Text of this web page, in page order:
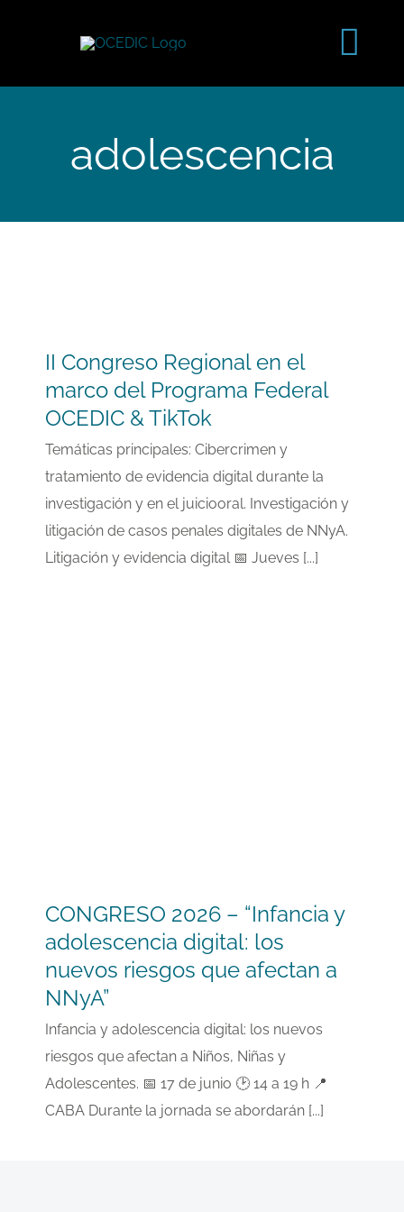
adolescencia
II Congreso Regional en el
marco del Programa Federal
OCEDIC & TikTok
Temáticas principales: Cibercrimen y
tratamiento de evidencia digital durante la
investigación y en el juiciooral. Investigación y
litigación de casos penales digitales de NNyA.
Litigación y evidencia digital 📅 Jueves [...]
CONGRESO 2026 – “Infancia y
adolescencia digital: los
nuevos riesgos que afectan a
NNyA”
Infancia y adolescencia digital: los nuevos
riesgos que afectan a Niños, Niñas y
Adolescentes. 📅 17 de junio 🕑 14 a 19 h 📍
CABA Durante la jornada se abordarán [...]